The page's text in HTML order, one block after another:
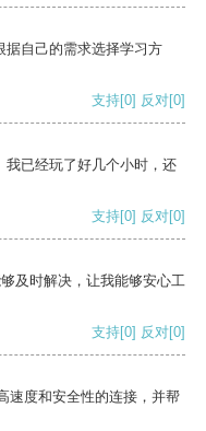
据自己的需求选择学习方
支持[0] 反对[0]
我已经玩了好几个小时，还
支持[0] 反对[0]
及时解决，让我能够安心工
支持[0] 反对[0]
速度和安全性的连接，并帮